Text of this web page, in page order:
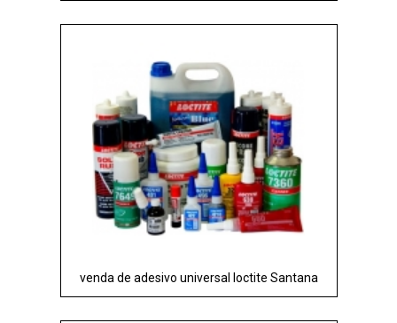
venda de adesivo universal loctite Santana